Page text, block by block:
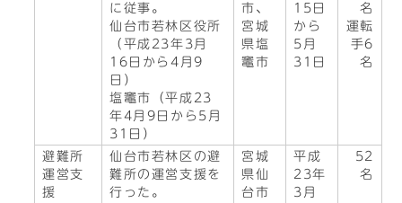
に従事。
仙台市若林区役所
（平成23年3月
16日から4月9
日）
塩竈市（平成23
年4月9日から5月
31日）
市、
宮城
県塩
竈市
15日
から
5月
31日
名
運転
手6
名
避難所
運営支
援
仙台市若林区の避
難所の運営支援を
行った。
宮城
県仙
台市
平成
23年
3月
52
名